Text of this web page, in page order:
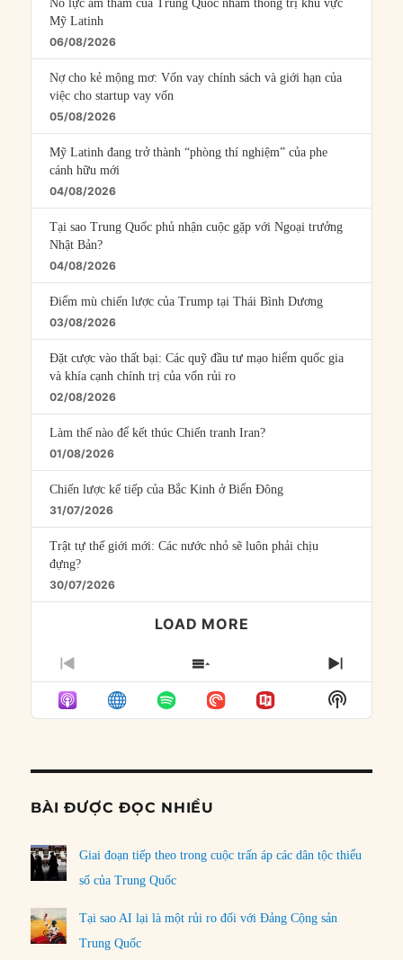
Nỗ lực âm thầm của Trung Quốc nhằm thống trị khu vực
Mỹ Latinh
06/08/2026
Nợ cho kẻ mộng mơ: Vốn vay chính sách và giới hạn của
việc cho startup vay vốn
05/08/2026
Mỹ Latinh đang trở thành “phòng thí nghiệm” của phe
cánh hữu mới
04/08/2026
Tại sao Trung Quốc phủ nhận cuộc gặp với Ngoại trưởng
Nhật Bản?
04/08/2026
Điểm mù chiến lược của Trump tại Thái Bình Dương
03/08/2026
Đặt cược vào thất bại: Các quỹ đầu tư mạo hiểm quốc gia
và khía cạnh chính trị của vốn rủi ro
02/08/2026
Làm thế nào để kết thúc Chiến tranh Iran?
01/08/2026
Chiến lược kế tiếp của Bắc Kinh ở Biển Đông
31/07/2026
Trật tự thế giới mới: Các nước nhỏ sẽ luôn phải chịu
đựng?
30/07/2026
LOAD MORE
PREVIOUS
EPISODE
SHOW
EPISODES
LIST
NEXT
Show
Podcast
BÀI ĐƯỢC ĐỌC NHIỀU
Giai đoạn tiếp theo trong cuộc trấn áp các dân tộc thiểu
số của Trung Quốc
Tại sao AI lại là một rủi ro đối với Đảng Cộng sản
Trung Quốc